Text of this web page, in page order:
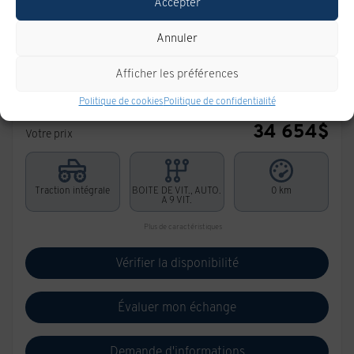
Annuler
Afficher les préférences
Politique de cookiesPolitique de confidentialité
CHEVROLET Trailblazer 2026
Votre prix
34 654$
Traction intégrale
BOITE DE VIT., AUTO.
A 9 VIT.
0 km
Plus de caractéristiques
Vérifier la disponibilité
Évaluer mon échange